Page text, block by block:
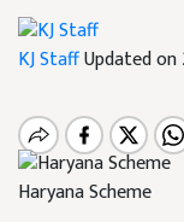
KJ StaffUpdated on
Haryana Scheme